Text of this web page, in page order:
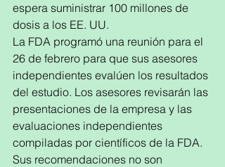
espera suministrar 100 millones de
dosis a los EE. UU.
La FDA programó una reunión para el
26 de febrero para que sus asesores
independientes evalúen los resultados
del estudio. Los asesores revisarán las
presentaciones de la empresa y las
evaluaciones independientes
compiladas por científicos de la FDA.
Sus recomendaciones no son